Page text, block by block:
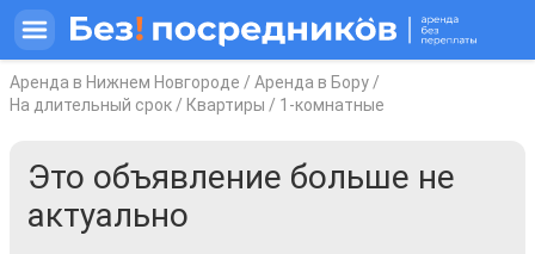
Аренда в Нижнем Новгороде / Аренда в Бору /
На длительный срок / Квартиры / 1-комнатные
Это объявление больше не
актуально